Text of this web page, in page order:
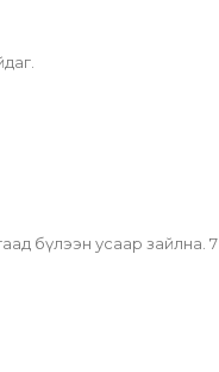
бүлээн усаар зайлна. 7